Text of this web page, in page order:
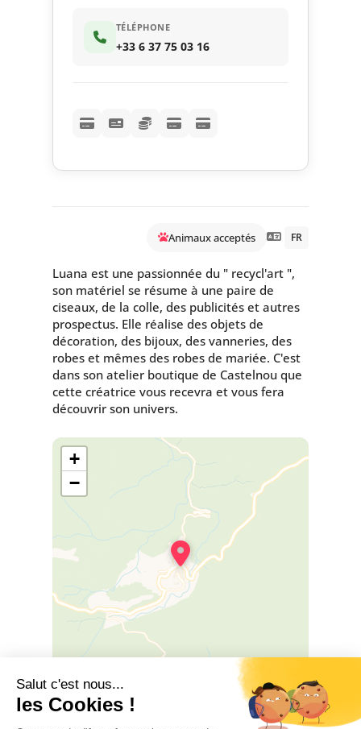
Animaux acceptés FR
Luana est une passionnée du " recycl'art ",
son matériel se résume à une paire de
ciseaux, de la colle, des publicités et autres
prospectus. Elle réalise des objets de
décoration, des bijoux, des vanneries, des
robes et mêmes des robes de mariée. C'est
dans son atelier boutique de Castelnou que
cette créatrice vous recevra et vous fera
découvrir son univers.
+
−
OSM©CARTO
Carrer d'Avall, 66300 CASTELNOU
TÉLÉPHONE
+33 6 37 75 03 16